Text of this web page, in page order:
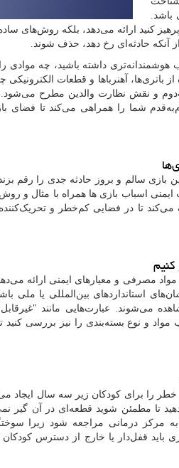
باشد.
کنید ارائه می‌دهد، بلکه روش‌های
آنکه حادثه‌ای رخ دهد، حذف شوند.
داشته باشید، چه موادی
باتری‌ها، آهنرباها و قطعات
و نقش نظارت والدین مطرح می‌شود.
شما را همراهی می‌کند تا فضای
سالم و بروز حادثه جدی را رقم
اسباب بازی ها همراه با مثال و
می‌کند تا در فضایی کم‌خطر و
مصرفی و معیارهای ایمنی ارائه
استانداردهای بین‌المللی یا ملی
می‌شوند. عبارت‌هایی مانند
مواد و نوع بسته‌بندی را نیز بررسی
را برای کودکان زیر سه سال
دهید تا مطمئن شوید قطعه‌ای در آن گیر
مرکز درمانی مراجعه شود زیرا
باید قفل‌دار یا خارج از دسترس